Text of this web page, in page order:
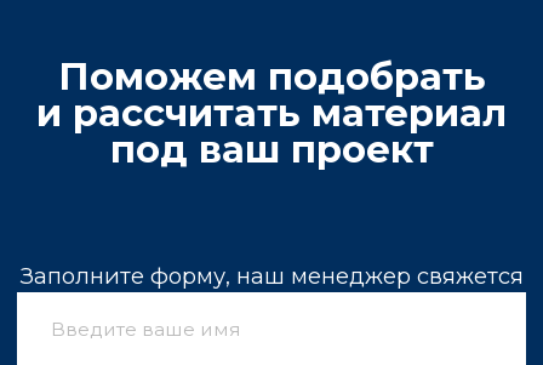
Импортируем продукцию напрямую
с месторождений, имеем собственные карьеры
по добыче камня в Китае, Казахстане
и Узбекистане.
закупить материалы в больших объемах.